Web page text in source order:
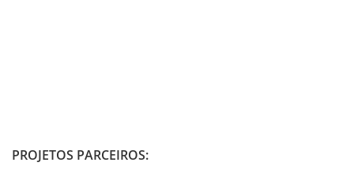
PROJETOS PARCEIROS: